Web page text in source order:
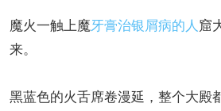
魔火一触上魔牙膏治银屑病的人窟
来。
黑蓝色的火舌席卷漫延，整个大殿